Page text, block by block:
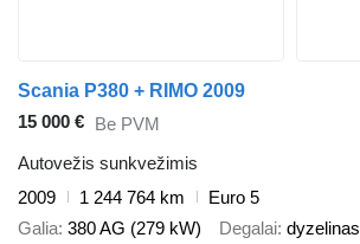
Scania P380 + RIMO 2009
15 000 € Be PVM
Autovežis sunkvežimis
2009
1 244 764 km
Euro 5
Galia 380 AG (279 kW) Degalai dyzelinas